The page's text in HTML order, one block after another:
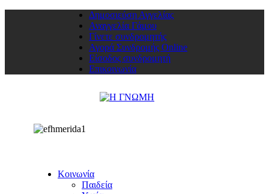
Δημοσιεύση Αγγελίας
Αναγγελία Γάμου
Γίνετε συνδρομητής
Αγορά Συνδρομής Online
Είσοδος συνδρομητή
Επικοινωνία
Κοινωνία
Παιδεία